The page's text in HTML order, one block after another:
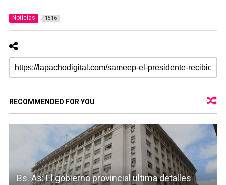
Noticias 1516
RECOMMENDED FOR YOU
Bs. As: El gobierno provincial ultima detalles